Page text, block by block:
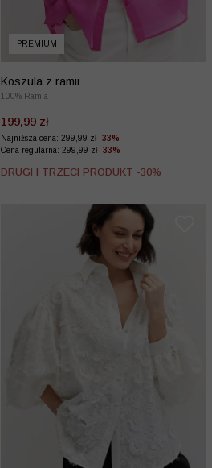
PREMIUM
Koszula z ramii
100% Ramia
199,99 zł
Najniższa cena: 299,99 zł -33%
Cena regularna: 299,99 zł -33%
DRUGI I TRZECI PRODUKT -30%